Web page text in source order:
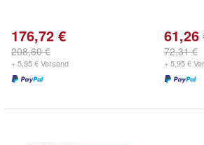
176,72 €
208,60 €
+ 5,95 € Versand
61,26
72,31 €
+ 5,95 €